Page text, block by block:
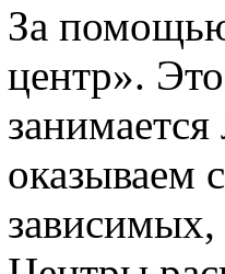
За
центр».
оказываем
зависимых,